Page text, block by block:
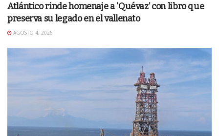
Atlántico rinde homenaje a ‘Quévaz’ con libro que
preserva su legado en el vallenato
AGOSTO 4, 2026